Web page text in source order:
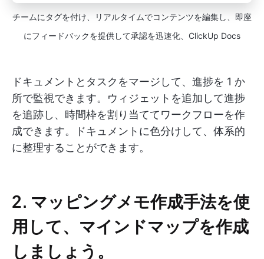
チームにタグを付け、リアルタイムでコンテンツを編集し、即座
にフィードバックを提供して承認を迅速化、ClickUp Docs
ドキュメントとタスクをマージして、進捗を 1 か
所で監視できます。ウィジェットを追加して進捗
を追跡し、時間枠を割り当ててワークフローを作
成できます。ドキュメントに色分けして、体系的
に整理することができます。
2. マッピングメモ作成手法を使
用して、マインドマップを作成
しましょう。